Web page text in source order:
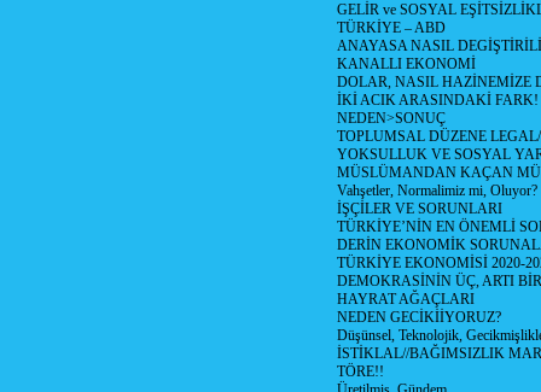
GELİR ve SOSYAL
TÜRKİYE – ABD
ANAYASA NASIL
KANALLI EKONOMİ
DOLAR, NASIL HAZİNEMİZE
İKİ ACIK ARASINDAKİ FARK!
NEDEN>SONUÇ
TOPLUMSAL DÜZENE
YOKSULLUK VE SOSYAL
MÜSLÜMANDAN KAÇAN
Vahşetler, Normalimiz mi, Oluyor?
İŞÇİLER VE SORUNLARI
TÜRKİYE’NİN EN ÖNEMLİ
DERİN EKONOMİK
TÜRKİYE EKONOMİSİ 2020-
DEMOKRASİNİN ÜÇ, ARTI
HAYRAT AĞAÇLARI
NEDEN GECİKİİYORUZ?
Düşünsel, Teknolojik,
İSTİKLAL//BAĞIMSIZLIK
TÖRE!!